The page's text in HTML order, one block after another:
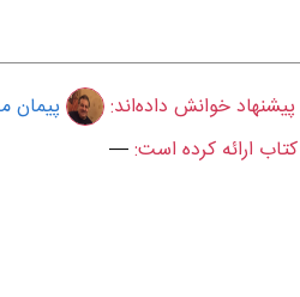
خوانش داده‌اند:
پيمان
ارائه کرده است:—